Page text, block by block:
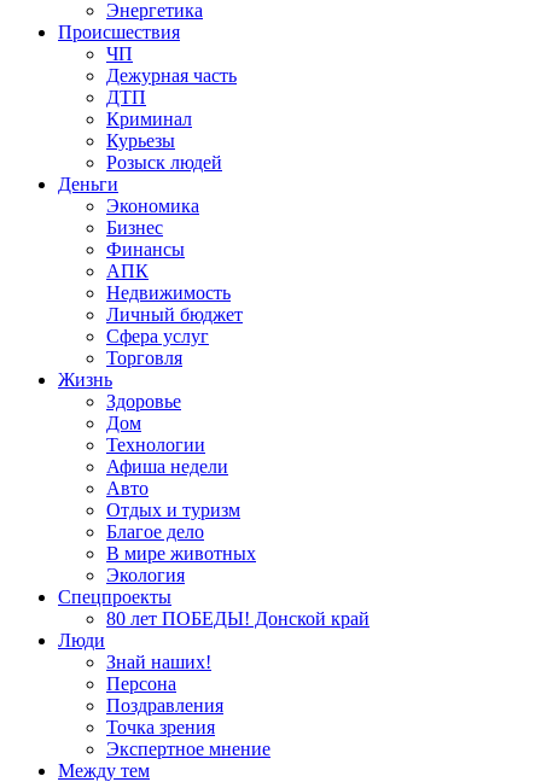
Энергетика
Происшествия
ЧП
Дежурная часть
ДТП
Криминал
Курьезы
Розыск людей
Деньги
Экономика
Бизнес
Финансы
АПК
Недвижимость
Личный бюджет
Сфера услуг
Торговля
Жизнь
Здоровье
Дом
Технологии
Афиша недели
Авто
Отдых и туризм
Благое дело
В мире животных
Экология
Спецпроекты
80 лет ПОБЕДЫ! Донской край
Люди
Знай наших!
Персона
Поздравления
Точка зрения
Экспертное мнение
Между тем